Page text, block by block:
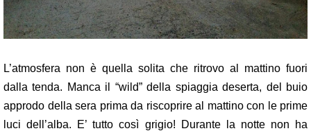
L’atmosfera non è quella solita che ritrovo al mattino fuori
dalla tenda. Manca il “wild” della spiaggia deserta, del buio
approdo della sera prima da riscoprire al mattino con le prime
luci dell’alba. E’ tutto così grigio! Durante la notte non ha